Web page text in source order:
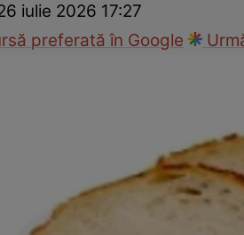
iulie 2026 17:27
preferată în Google